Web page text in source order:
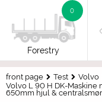
0
Forestry
front page Test Volvo
Volvo L 90 H DK-Maskine
650mm hjul &